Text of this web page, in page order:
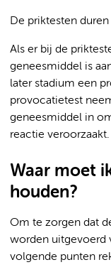
De priktesten
Als er bij de
geneesmiddel is
later stadium een
provocatietest
geneesmiddel in
reactie veroorzaakt.
Waar moet
houden?
Om te zorgen dat
worden uitgevoerd
volgende punten